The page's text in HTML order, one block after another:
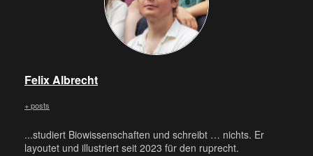
Felix Albrecht
+ posts
...studiert Biowissenschaften und schreibt … nichts. Er
layoutet und illustriert seit 2023 für den ruprecht.